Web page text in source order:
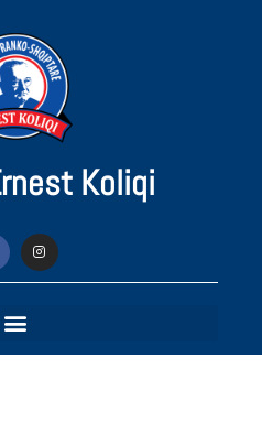
Koliqi